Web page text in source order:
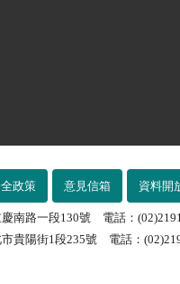
政策 意見信箱 資料開
南路一段130號 電話：
貴陽街1段235號 電話：